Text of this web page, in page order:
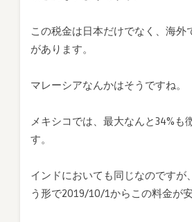
この税金は日本だけでなく、海外
があります。
マレーシアなんかはそうですね。
メキシコでは、最大なんと34%も
す。
インドにおいても同じなのですが
う形で2019/10/1からこの料金が